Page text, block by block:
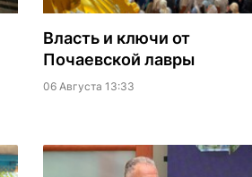
Власть и ключи от
Почаевской лавры
06 Августа 13:33